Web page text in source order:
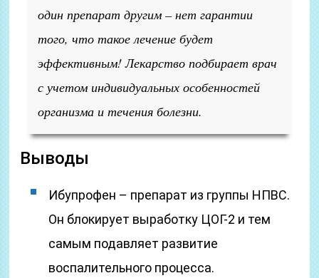
один препарат другим – нет гарантии
того, что такое лечение будет
эффективным! Лекарство подбирает врач
с учетом индивидуальных особенностей
организма и течения болезни.
Выводы
Ибупрофен – препарат из группы НПВС.
Он блокирует выработку ЦОГ-2 и тем
самым подавляет развитие
воспалительного процесса.